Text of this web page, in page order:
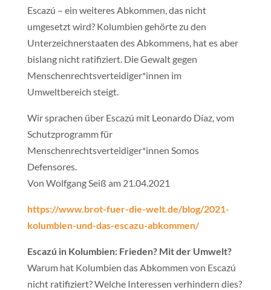
Escazú – ein weiteres Abkommen, das nicht
umgesetzt wird? Kolumbien gehörte zu den
Unterzeichnerstaaten des Abkommens, hat es aber
bislang nicht ratifiziert. Die Gewalt gegen
Menschenrechtsverteidiger*innen im
Umweltbereich steigt.
Wir sprachen über Escazú mit Leonardo Díaz, vom
Schutzprogramm für
Menschenrechtsverteidiger*innen Somos
Defensores.
Von Wolfgang Seiß am 21.04.2021
https://www.brot-fuer-die-welt.de/blog/2021-
kolumbien-und-das-escazu-abkommen/
Escazú in Kolumbien: Frieden? Mit der Umwelt?
Warum hat Kolumbien das Abkommen von Escazú
nicht ratifiziert? Welche Interessen verhindern dies?